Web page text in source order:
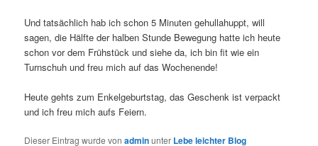
Und tatsächlich hab ich schon 5 Minuten gehullahuppt, will
sagen, die Hälfte der halben Stunde Bewegung hatte ich heute
schon vor dem Frühstück und siehe da, ich bin fit wie ein
Turnschuh und freu mich auf das Wochenende!
Heute gehts zum Enkelgeburtstag, das Geschenk ist verpackt
und ich freu mich aufs Feiern.
Dieser Eintrag wurde vonadminunter Lebe leichter Blog